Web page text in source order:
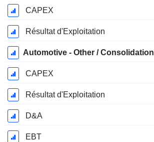
CAPEX
Résultat d'Exploitation
Automotive - Other / Consolidation
CAPEX
Résultat d'Exploitation
D&A
EBT